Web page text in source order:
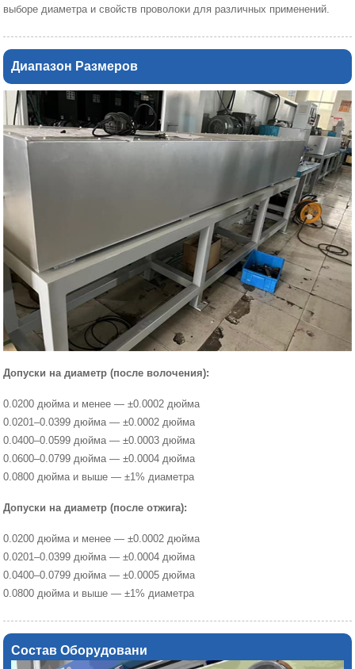
выборе диаметра и свойств проволоки для различных применений.
Диапазон Размеров
Допуски на диаметр (после волочения):
0.0200 дюйма и менее — ±0.0002 дюйма
0.0201–0.0399 дюйма — ±0.0002 дюйма
0.0400–0.0599 дюйма — ±0.0003 дюйма
0.0600–0.0799 дюйма — ±0.0004 дюйма
0.0800 дюйма и выше — ±1% диаметра
Допуски на диаметр (после отжига):
0.0200 дюйма и менее — ±0.0002 дюйма
0.0201–0.0399 дюйма — ±0.0004 дюйма
0.0400–0.0799 дюйма — ±0.0005 дюйма
0.0800 дюйма и выше — ±1% диаметра
Состав Оборудовани